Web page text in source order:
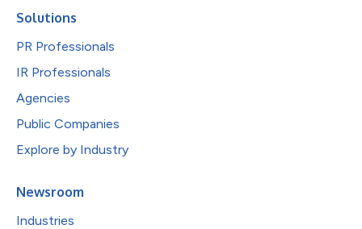
Solutions
PR Professionals
IR Professionals
Agencies
Public Companies
Explore by Industry
Newsroom
Industries